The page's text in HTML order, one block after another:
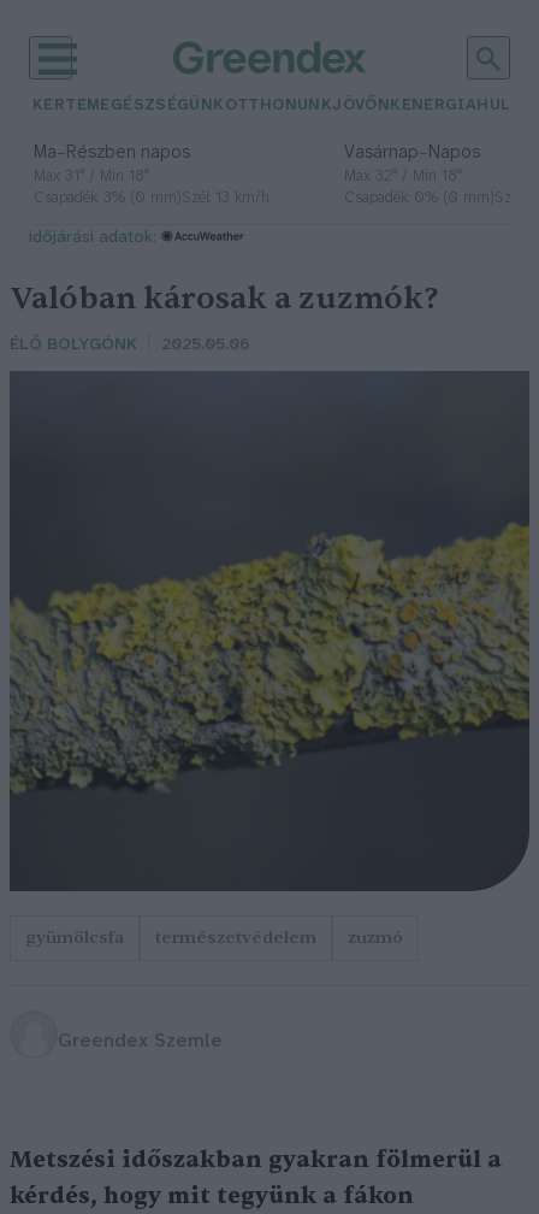
KERTEM EGÉSZSÉGÜNK OTTHONUNKJÖVŐNK ENERGIA
Ma– Részben napos
Max 31° / Min 18°
Csapadék: 3% (0 mm)Szél: 13 km/h
Vasárnap– Napos
Max 32° / Min 18°
Csapadék: 0% (0 mm)Szél:
időjárási adatok:
Valóban károsak a zuzmók?
ÉLŐ BOLYGÓNK 2025.05.06
gyümölcsfa természetvédelem zuzmó
Greendex Szemle
Metszési időszakban gyakran fölmerül a
kérdés, hogy mit tegyünk a fákon